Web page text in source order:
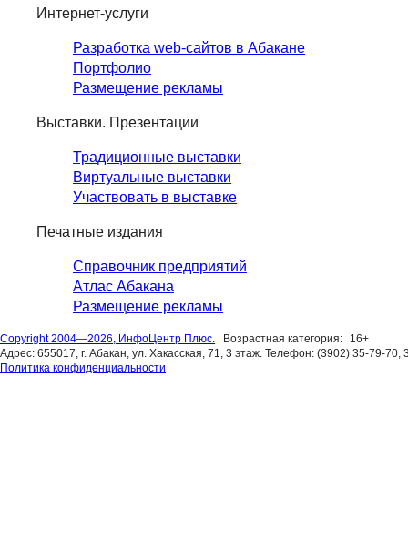
Интернет-услуги
Разработка web-сайтов в Абакане
Портфолио
Размещение рекламы
Выставки. Презентации
Традиционные выставки
Виртуальные выставки
Участвовать в выставке
Печатные издания
Справочник предприятий
Атлас Абакана
Размещение рекламы
Copyright 2004—2026, ИнфоЦентр Плюс. Возрастная категория:
16+
Адрес: 655017, г. Абакан, ул. Хакасская, 71, 3 этаж. Телефон: (3902) 35-79-
Политика конфиденциальности